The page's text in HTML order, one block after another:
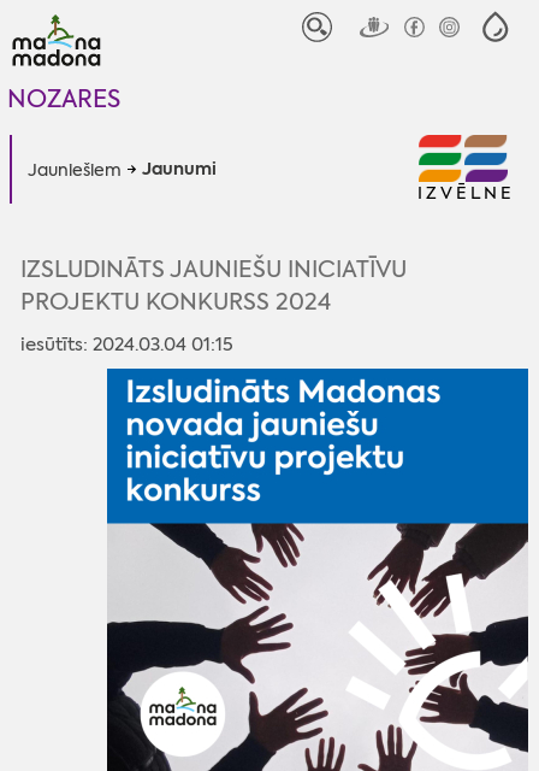
NOZARES
Jauniešiem Jaunumi
IZVĒLNE
IZSLUDINĀTS JAUNIEŠU INICIATĪVU
PROJEKTU KONKURSS 2024
iesūtīts: 2024.03.04 01:15